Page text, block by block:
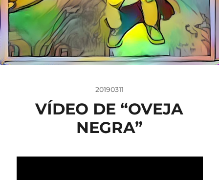
20190311
VÍDEO DE “OVEJA
NEGRA”